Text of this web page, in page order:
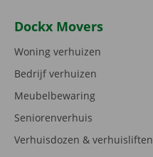
Dockx Movers
Woning verhuizen
Bedrijf verhuizen
Meubelbewaring
Seniorenverhuis
Verhuisdozen & verhuisliften